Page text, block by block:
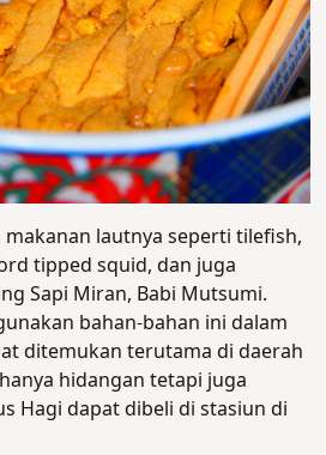
lautnya seperti tilefish,
tipped squid, dan juga
Sapi Miran, Babi Mutsumi.
bahan-bahan ini dalam
ditemukan terutama di daerah
hidangan tetapi juga
Hagi dapat dibeli di stasiun di